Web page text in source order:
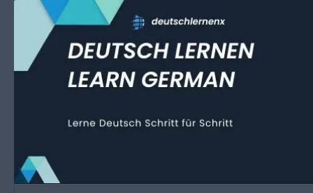
Unter dem Inhalt